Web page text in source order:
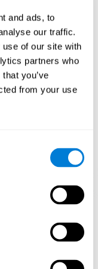
and ads, to
our traffic.
of our site with
partners who
you’ve
from your use
puede
neuronales
En el juego
relacionadas con
neuronales después